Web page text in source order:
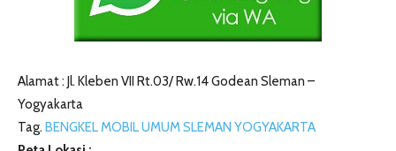
Alamat : Jl. Kleben VII Rt.03/ Rw.14 Godean Sleman –
Yogyakarta
Tag. BENGKEL MOBIL UMUM SLEMAN YOGYAKARTA